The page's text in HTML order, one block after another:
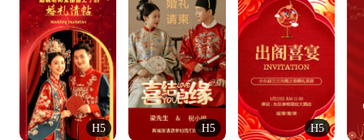
H5 H5 H5